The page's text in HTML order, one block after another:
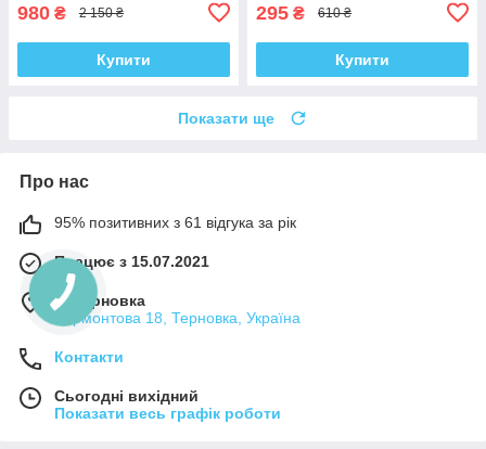
980 ₴ 2 150 ₴
Купити
295 ₴ 610 ₴
Купити
Показати ще
Про нас
95% позитивних з 61 відгука за рік
Працює з 15.07.2021
м. Терновка
Лермонтова 18, Терновка, Україна
Контакти
Сьогодні вихідний
Показати весь графік роботи